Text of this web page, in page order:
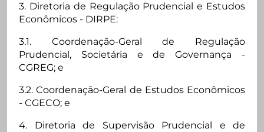
3. Diretoria de Regulação Prudencial e Estudos
Econômicos - DIRPE:
3.1. Coordenação-Geral de Regulação
Prudencial, Societária e de Governança -
CGREG; e
3.2. Coordenação-Geral de Estudos Econômicos
- CGECO; e
4. Diretoria de Supervisão Prudencial e de